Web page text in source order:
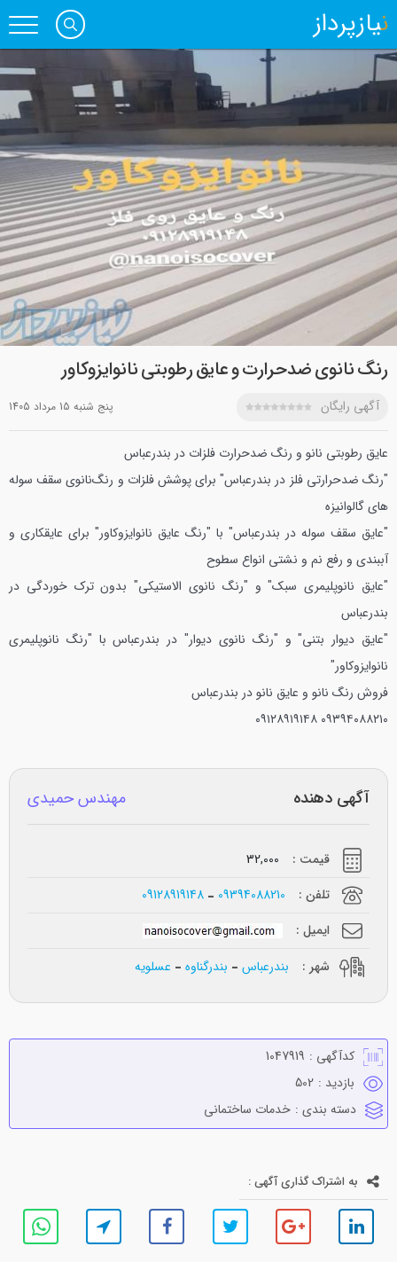
نیازپرداز
رنگ نانوی ضدحرارت و عایق رطوبتی نانوایزوکاور
آگهی رایگان پنج شنبه 15 مرداد 1405
عایق رطوبتی نانو و رنگ ضدحرارت فلزات در بندرعباس
"رنگ ضدحرارتی فلز در بندرعباس" برای پوشش فلزات و رنگ‌نانوی سقف سوله
های گالوانیزه
"عایق سقف سوله در بندرعباس" با "رنگ عایق نانوایزوکاور" برای عایقکاری و
آببندی و رفع نم و نشتی انواع سطوح
"عایق نانوپلیمری سبک" و "رنگ نانوی الاستیکی" بدون ترک خوردگی در
بندرعباس
"عایق دیوار بتنی" و "رنگ نانوی دیوار" در بندرعباس با "رنگ نانوپلیمری
نانوایزوکاور"
فروش رنگ نانو و عایق نانو در بندرعباس
۰۹۳۹۴۰۸۸۲۱۰
آگهی دهنده مهندس حمیدی
قیمت :
32,000
تلفن :
09394088210
09128919148
ایمیل :
شهر :
بندرعباس بندرگناوه عسلویه
کدآگهی : 1047919
بازدید : 502
دسته بندی : خدمات ساختماني
به اشتراک گذاری آگهی :